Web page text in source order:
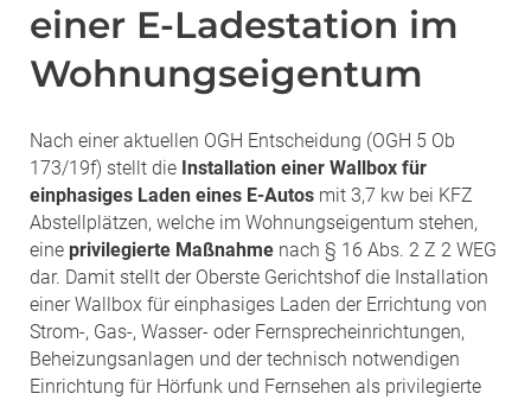
einer E-Ladestation im
Wohnungseigentum
Nach einer aktuellen OGH Entscheidung (OGH 5 Ob
173/19f) stellt die Installation einer Wallbox für
einphasiges Laden eines E-Autos mit 3,7 kw bei KFZ
Abstellplätzen, welche im Wohnungseigentum stehen,
eine privilegierte Maßnahme nach § 16 Abs. 2 Z 2 WEG
dar. Damit stellt der Oberste Gerichtshof die Installation
einer Wallbox für einphasiges Laden der Errichtung von
Strom-, Gas-, Wasser- oder Fernsprecheinrichtungen,
Beheizungsanlagen und der technisch notwendigen
Einrichtung für Hörfunk und Fernsehen als privilegierte